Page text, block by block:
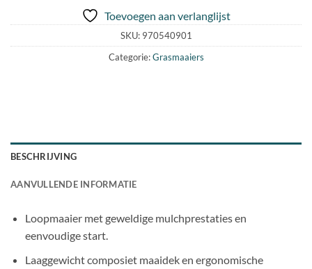
Toevoegen aan verlanglijst
SKU: 970540901
Categorie:Grasmaaiers
BESCHRIJVING
AANVULLENDE INFORMATIE
Loopmaaier met geweldige mulchprestaties en
eenvoudige start.
Laaggewicht composiet maaidek en ergonomische